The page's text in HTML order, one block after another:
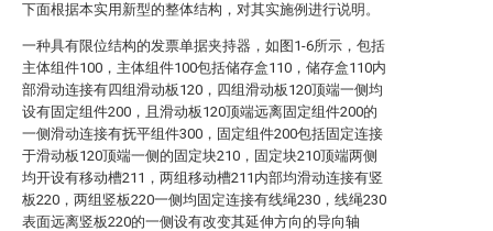
下面根据本实用新型的整体结构，对其实施例进行说明。
一种具有限位结构的发票单据夹持器，如图1-6所示，包括
主体组件100，主体组件100包括储存盒110，储存盒110内
部滑动连接有四组滑动板120，四组滑动板120顶端一侧均
设有固定组件200，且滑动板120顶端远离固定组件200的
一侧滑动连接有抚平组件300，固定组件200包括固定连接
于滑动板120顶端一侧的固定块210，固定块210顶端两侧
均开设有移动槽211，两组移动槽211内部均滑动连接有竖
板220，两组竖板220一侧均固定连接有线绳230，线绳230
表面远离竖板220的一侧设有改变其延伸方向的导向轴